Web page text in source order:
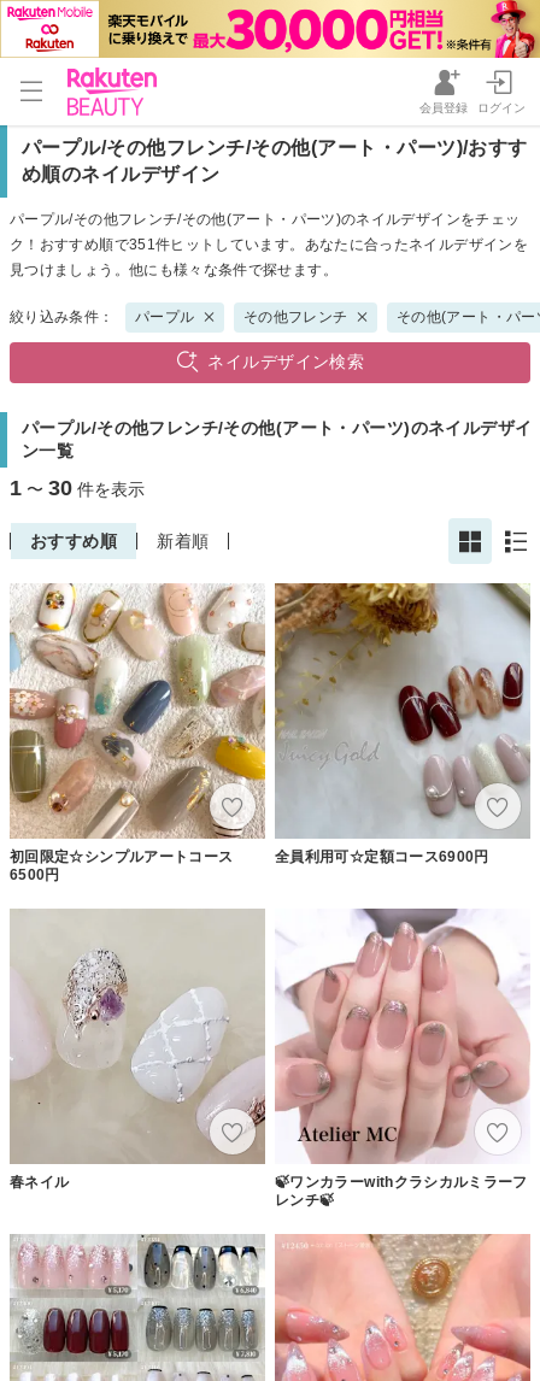
会員登録 ログイン
パープル/その他フレンチ/その他(アート・パーツ)/おすす
め順のネイルデザイン
パープル/その他フレンチ/その他(アート・パーツ)のネイルデザインをチェッ
ク！おすすめ順で351件ヒットしています。あなたに合ったネイルデザインを
見つけましょう。他にも様々な条件で探せます。
絞り込み条件： パープル その他フレンチ その他(アート・パー
ネイルデザイン検索
パープル/その他フレンチ/その他(アート・パーツ)のネイルデザイ
ン一覧
1 〜 30 件を表示
おすすめ順 新着順
初回限定☆シンプルアートコース
6500円
全員利用可☆定額コース6900円
春ネイル
🍃ワンカラーwithクラシカルミラーフ
レンチ🍃